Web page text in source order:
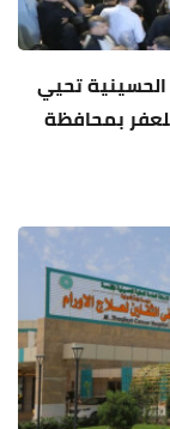
تحيي
بمحافظة